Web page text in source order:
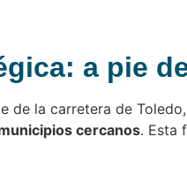
a pie
de la carretera de
cercanos. Esta